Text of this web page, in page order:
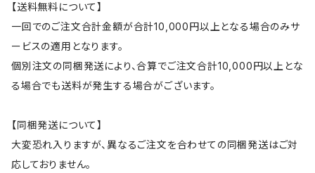
【送料無料について】
一回でのご注文合計金額が合計10,000円以上となる場合のみサ
ービスの適用となります。
個別注文の同梱発送により、合算でご注文合計10,000円以上とな
る場合でも送料が発生する場合がございます。
【同梱発送について】
大変恐れ入りますが、異なるご注文を合わせての同梱発送はご対
応しておりません。